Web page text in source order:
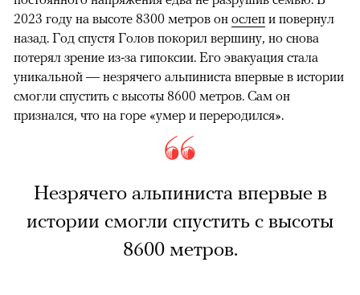
2023 году на высоте 8300 метров он ослеп и повернул
назад. Год спустя Голов покорил вершину, но снова
потерял зрение из-за гипоксии. Его эвакуация стала
уникальной — незрячего альпиниста впервые в истории
смогли спустить с высоты 8600 метров. Сам он
признался, что на горе «умер и переродился».
Незрячего альпиниста впервые в
истории смогли спустить с высоты
8600 метров.